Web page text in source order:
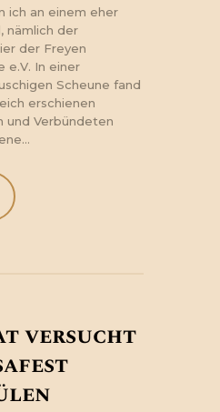
ich an einem eher
nämlich der
der Freyen
e.V. In einer
Scheune fand
erschienen
und Verbündeten
versucht